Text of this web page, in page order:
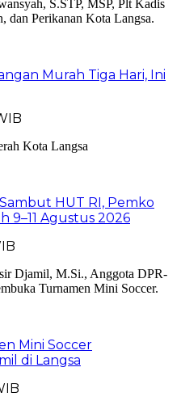
Murah Tiga Hari, Ini
HUT RI, Pemko
9–11 Agustus 2026
Mini Soccer
di Langsa